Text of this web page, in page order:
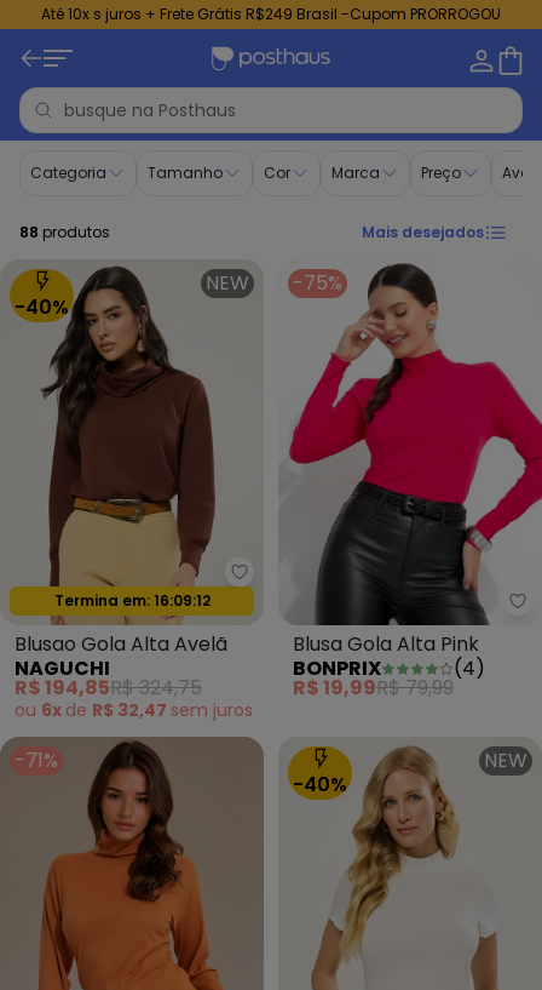
Até 10x s juros + Frete Grátis R$249 Brasil -Cupom PRORROGOU
Categoria Tamanho Cor Marca Preço
88 produtos Mais desejados
-40%
NEW
Naguchi - Blusao Gola Alta
Oferta relâmpago
Termina em: 16:09:09
Blusao Gola Alta Avelã
NAGUCHI
R$ 194,85R$ 324,75
ou 6x de R$ 32,47 sem juros
-75%
Blusa Gola Alta Pink
BONPRIX
(4)
R$ 19,99R$ 79,99
-71%
-40%
NEW